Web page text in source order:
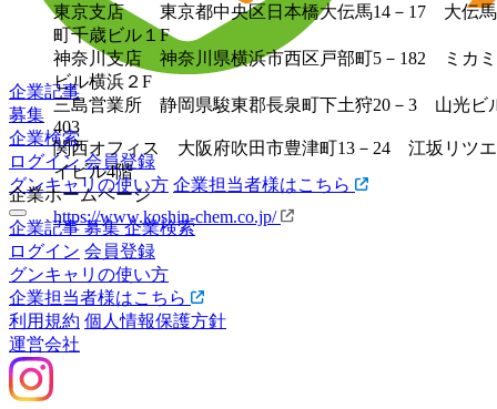
企業記事
募集
企業検索
ログイン 会員登録
グンキャリの使い方 企業担当者様はこちら
企業記事募集企業検索
ログイン 会員登録
グンキャリの使い方
企業担当者様はこちら
利用規約 個人情報保護方針
運営会社
東京支店 東京都中央区日本橋大伝馬14－17 大伝馬
町千歳ビル１F
神奈川支店 神奈川県横浜市西区戸部町5－182 ミカミ
ビル横浜２F
三島営業所 静岡県駿東郡長泉町下土狩20－3 山光ビ
403
関西オフィス 大阪府吹田市豊津町13－24 江坂リツエ
イビル4階
企業ホームページ
https://www.koshin-chem.co.jp/